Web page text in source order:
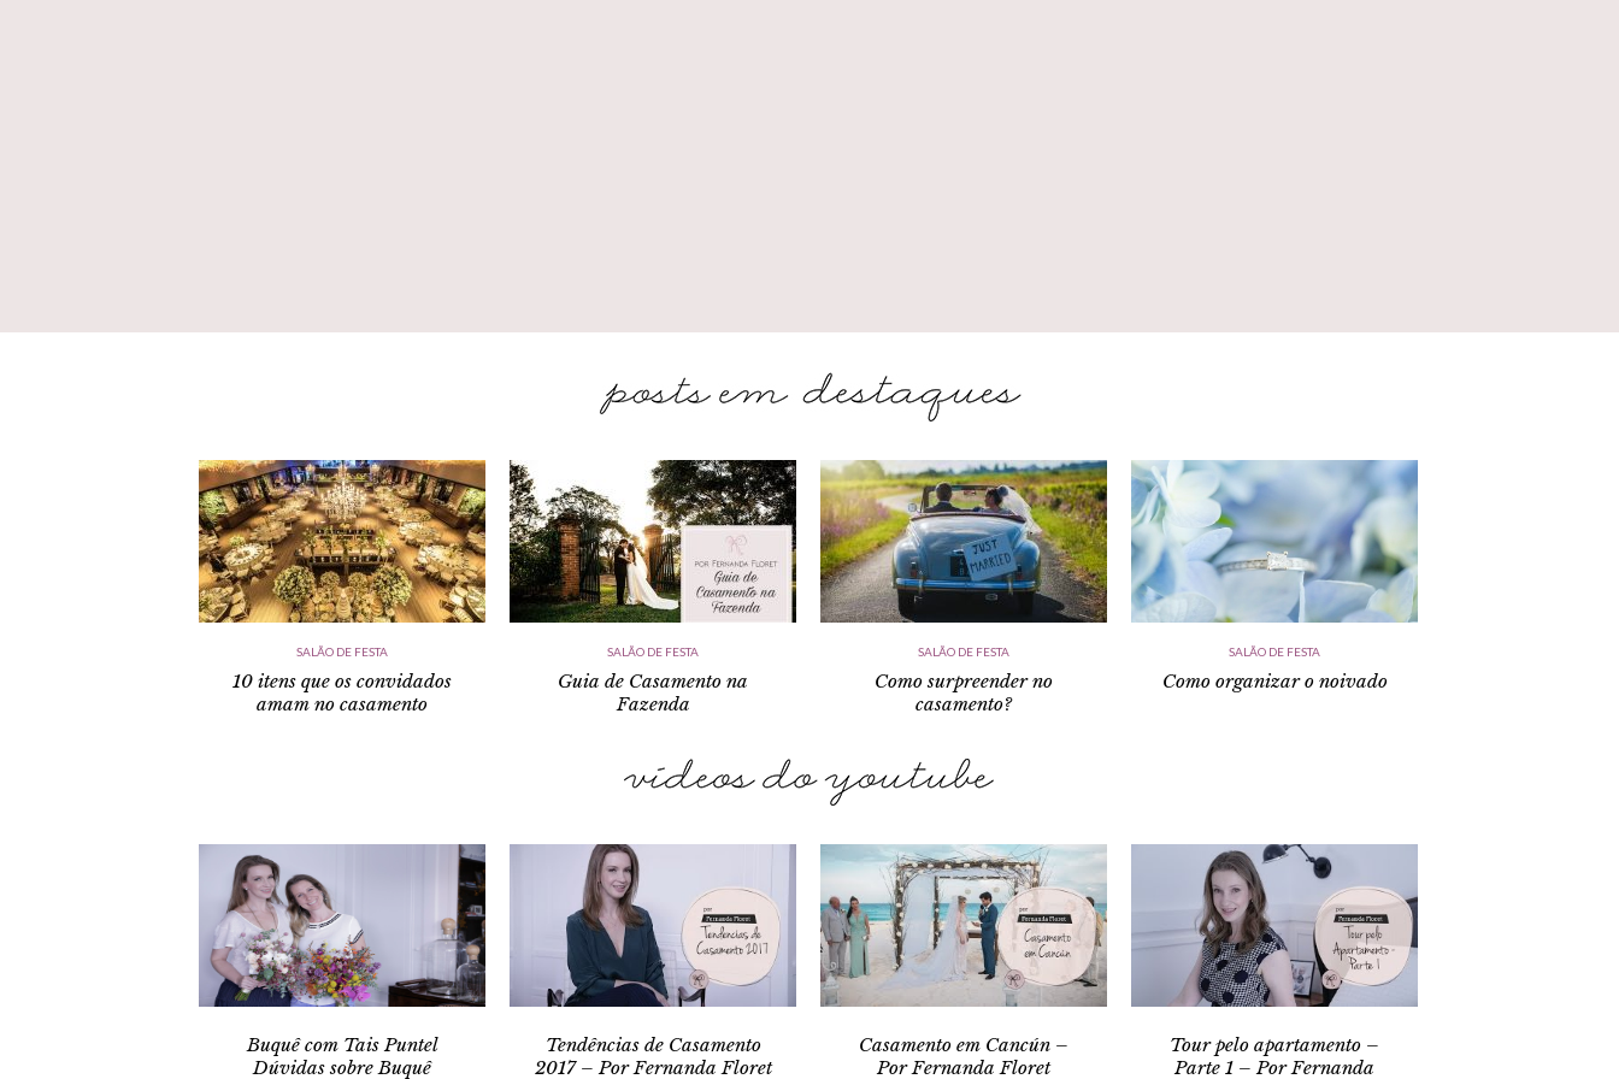
SALÃO DE FESTA
10 itens que os convidados
amam no casamento
SALÃO DE FESTA
Guia de Casamento na
Fazenda
SALÃO DE FESTA
Como surpreender no
casamento?
SALÃO DE FESTA
Como organizar o noivado
Buquê com Tais Puntel
Dúvidas sobre Buquê
Tendências de Casamento
2017 – Por Fernanda Floret
Casamento em Cancún –
Por Fernanda Floret
Tour pelo apartamento –
Parte 1 – Por Fernanda